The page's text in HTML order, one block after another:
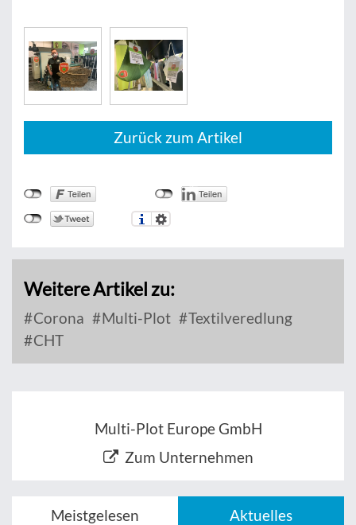
Zurück zum Artikel
Weitere Artikel zu:
Corona Multi-Plot
Textilveredlung
CHT
Multi-Plot Europe GmbH
Zum Unternehmen
Meistgelesen Aktuelles